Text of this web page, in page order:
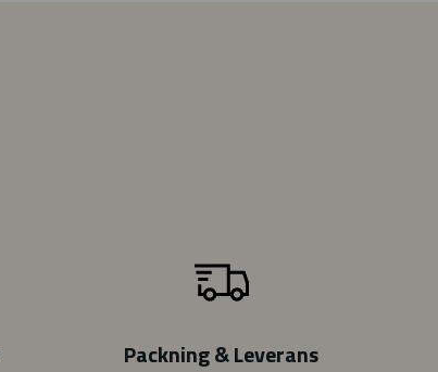
Packning & Leverans